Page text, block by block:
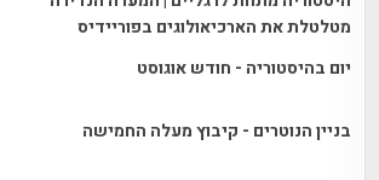
מטלטלת את הארכיאולוגים בפוריידיס
יום בהיסטוריה - חודש אוגוסט
בניין הנוטרים - קיבוץ מעלה החמישה